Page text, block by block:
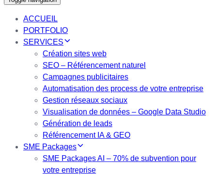
ACCUEIL
PORTFOLIO
SERVICES
Création sites web
SEO – Référencement naturel
Campagnes publicitaires
Automatisation des process de votre entreprise
Gestion réseaux sociaux
Visualisation de données – Google Data Studio
Génération de leads
Référencement IA & GEO
SME Packages
SME Packages AI – 70% de subvention pour
votre entreprise